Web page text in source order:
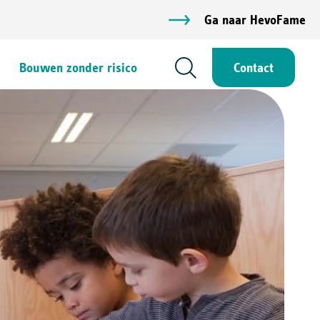
Ga naar HevoFame
Bouwen zonder risico Contact